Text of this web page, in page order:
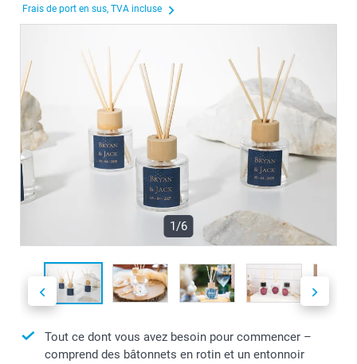
Frais de port en sus, TVA incluse
1/6
Tout ce dont vous avez besoin pour commencer –
comprend des bâtonnets en rotin et un entonnoir